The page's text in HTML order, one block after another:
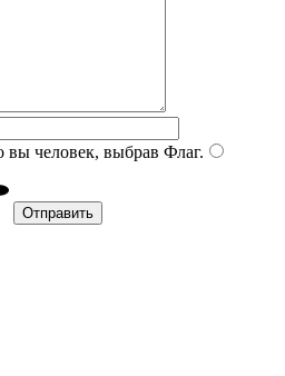
вы человек, выбрав Флаг.